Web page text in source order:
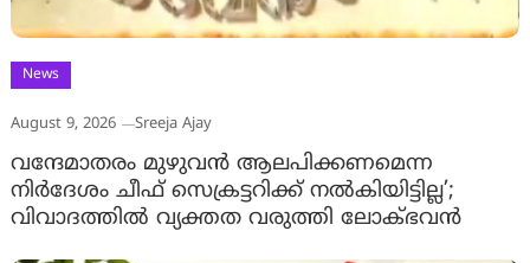
News
August 9, 2026 Sreeja Ajay
വന്ദേമാതരം മുഴുവൻ ആലപിക്കണമെന്ന
നിർദേശം ചീഫ് സെക്രട്ടറിക്ക് നൽകിയിട്ടില്ല’;
വിവാദത്തിൽ വ്യക്തത വരുത്തി ലോക്ഭവൻ